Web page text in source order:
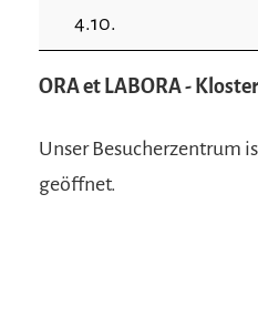
4.10.
ORA et LABORA -
Unser Besucherzentrum
geöffnet.